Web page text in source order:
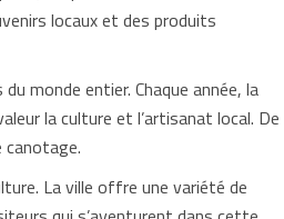
locaux et des produits
monde entier. Chaque année, la
la culture et l’artisanat local. De
La ville offre une variété de